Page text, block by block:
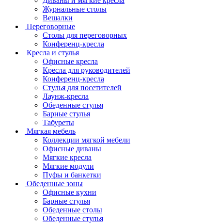
Журнальные столы
Вешалки
Переговорные
Столы для переговорных
Конференц-кресла
Кресла и стулья
Офисные кресла
Кресла для руководителей
Конференц-кресла
Стулья для посетителей
Лаунж-кресла
Обеденные стулья
Барные стулья
Табуреты
Мягкая мебель
Коллекции мягкой мебели
Офисные диваны
Мягкие кресла
Мягкие модули
Пуфы и банкетки
Обеденные зоны
Офисные кухни
Барные стулья
Обеденные столы
Обеденные стулья